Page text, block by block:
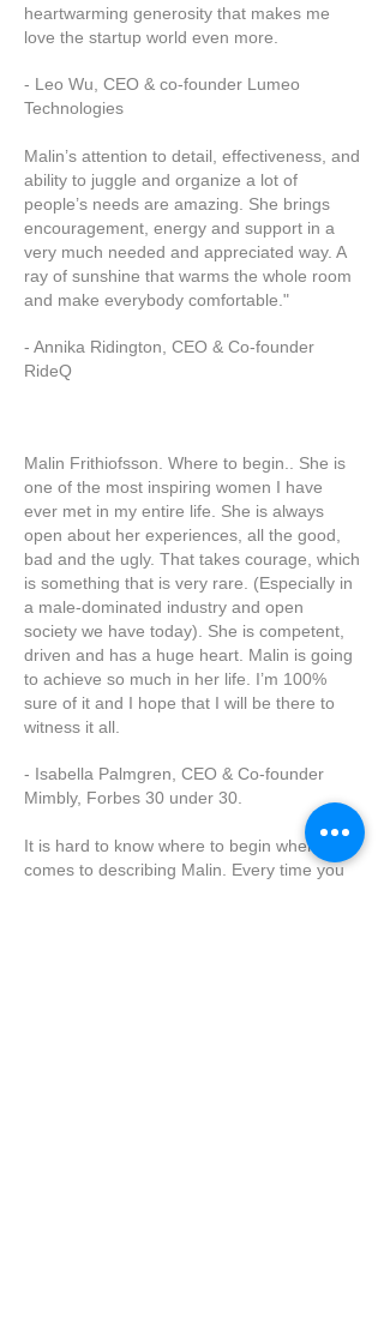
heartwarming generosity that makes me
love the startup world even more.
- Leo Wu, CEO & co-founder Lumeo
Technologies
Malin’s attention to detail, effectiveness, and
ability to juggle and organize a lot of
people’s needs are amazing. She brings
encouragement, energy and support in a
very much needed and appreciated way. A
ray of sunshine that warms the whole room
and make everybody comfortable."
- Annika Ridington, CEO & Co-founder
RideQ
Malin Frithiofsson. Where to begin.. She is
one of the most inspiring women I have
ever met in my entire life. She is always
open about her experiences, all the good,
bad and the ugly. That takes courage, which
is something that is very rare. (Especially in
a male-dominated industry and open
society we have today). She is competent,
driven and has a huge heart. Malin is going
to achieve so much in her life. I’m 100%
sure of it and I hope that I will be there to
witness it all.
- Isabella Palmgren, CEO & Co-founder
Mimbly, Forbes 30 under 30.
It is hard to know where to begin when it
comes to describing Malin. Every time you